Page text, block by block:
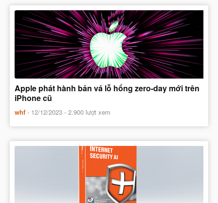
Apple phát hành bản vá lỗ hổng zero-day mới trên
iPhone cũ
whf - 12/12/2023 - 2.900 lượt xem